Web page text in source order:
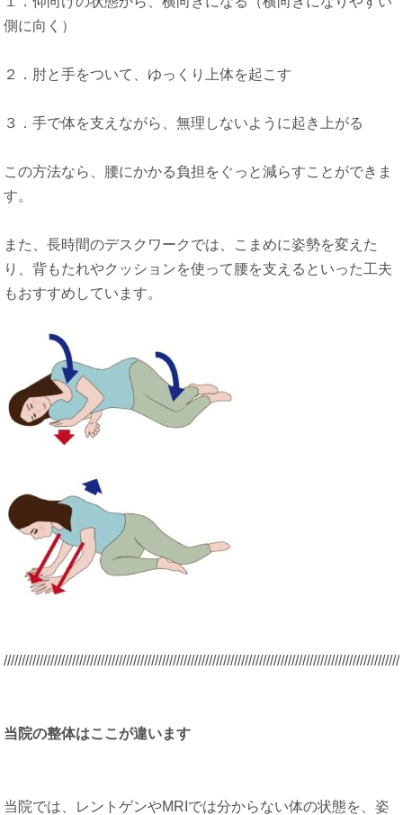
側に向く）
２．肘と手をついて、ゆっくり上体を起こす
３．手で体を支えながら、無理しないように起き上がる
この方法なら、腰にかかる負担をぐっと減らすことができま
す。
また、長時間のデスクワークでは、こまめに姿勢を変えた
り、背もたれやクッションを使って腰を支えるといった工夫
もおすすめしています。
/////////////////////////////////////////////////////////////////////////////////////////
当院の整体はここが違います
当院では、レントゲンやMRIでは分からない体の状態を、姿